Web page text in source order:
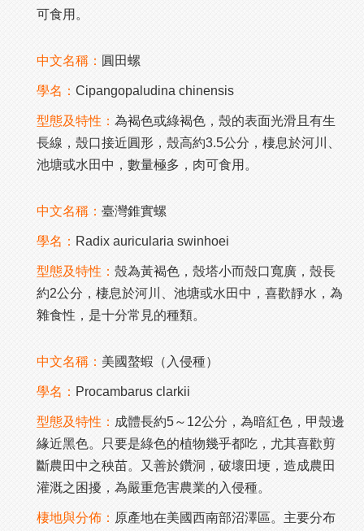
可食用。
中文名稱： 圓田螺
學名： Cipangopaludina chinensis
型態及特性： 為褐色或綠褐色，殼的表面光滑且有生
長線，殼口接近圓形，殼高約3.5公分，棲息於河川、
池塘或水田中，數量極多，肉可食用。
中文名稱： 臺灣錐實螺
學名： Radix auricularia swinhoei
型態及特性： 殼為黃褐色，殼塔小而殼口寬廣，殼長
約2公分，棲息於河川、池塘或水田中，喜歡靜水，為
雜食性，是十分常見的種類。
中文名稱： 美國螯蝦（入侵種）
學名： Procambarus clarkii
型態及特性： 成體長約5～12公分，為暗紅色，甲殼邊
緣近黑色。只要是綠色的植物幾乎都吃，尤其喜歡剪
斷農田中之秧苗。又善於鑽洞，破壞田埂，造成農田
灌溉之困擾，為嚴重危害農業的入侵種。
棲地與分佈： 原產地在美國西南部沼澤區。主要分布